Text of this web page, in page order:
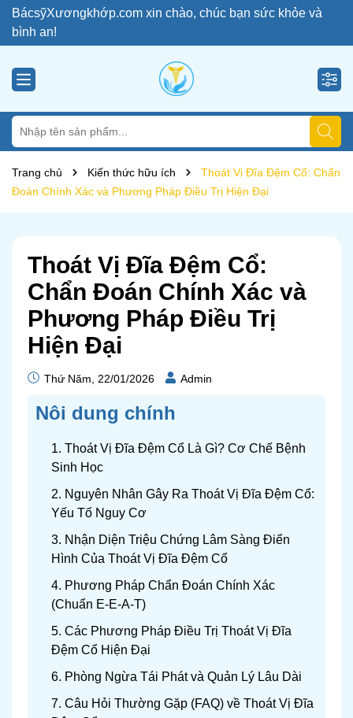
BácsỹXươngkhớp.com xin chào, chúc bạn sức khỏe và
bình an!
Trang chủ Kiến thức hữu ích
Thoát Vị Đĩa Đệm Cổ: Chẩn
Đoán Chính Xác và Phương Pháp Điều Trị Hiện Đại
Thoát Vị Đĩa Đệm Cổ:
Chẩn Đoán Chính Xác và
Phương Pháp Điều Trị
Hiện Đại
Thứ Năm, 22/01/2026 Admin
Nôi dung chính
1. Thoát Vị Đĩa Đệm Cổ Là Gì? Cơ Chế Bệnh
Sinh Học
2. Nguyên Nhân Gây Ra Thoát Vị Đĩa Đệm Cổ:
Yếu Tố Nguy Cơ
3. Nhận Diện Triệu Chứng Lâm Sàng Điển
Hình Của Thoát Vị Đĩa Đệm Cổ
4. Phương Pháp Chẩn Đoán Chính Xác
(Chuẩn E-E-A-T)
5. Các Phương Pháp Điều Trị Thoát Vị Đĩa
Đệm Cổ Hiện Đại
6. Phòng Ngừa Tái Phát và Quản Lý Lâu Dài
7. Câu Hỏi Thường Gặp (FAQ) về Thoát Vị Đĩa